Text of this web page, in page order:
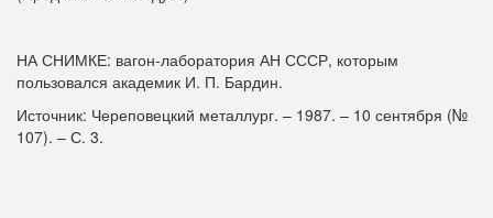
НА СНИМКЕ: вагон-лаборатория АН СССР, которым
пользовался академик И. П. Бардин.
Источник: Череповецкий металлург. – 1987. – 10 сентября (№
107). – С. 3.